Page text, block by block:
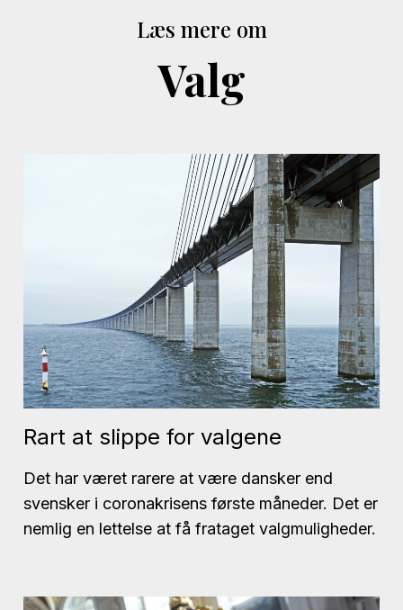
Læs mere om
Valg
Rart at slippe for valgene
Det har været rarere at være dansker end
svensker i coronakrisens første måneder. Det er
nemlig en lettelse at få frataget valgmuligheder.